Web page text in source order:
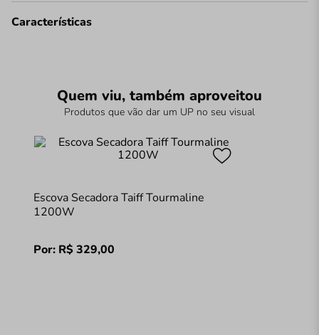
Características
Quem viu, também aproveitou
Produtos que vão dar um UP no seu visual
Escova Secadora Taiff Tourmaline
1200W
Por: R$329,00